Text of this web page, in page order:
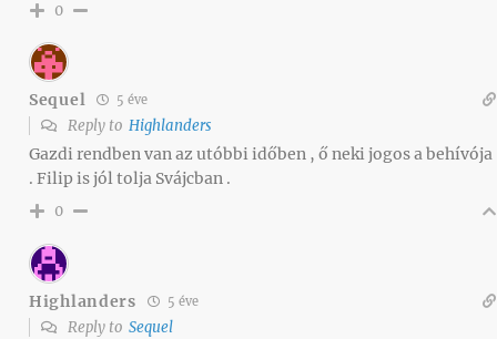
0
Sequel 5 éve
Reply to Highlanders
Gazdi rendben van az utóbbi időben , ő neki jogos a behívója
. Filip is jól tolja Svájcban .
0
Highlanders 5 éve
Reply to Sequel